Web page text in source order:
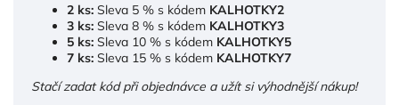
2 ks: Sleva 5 % s kódem KALHOTKY2
3 ks: Sleva 8 % s kódem KALHOTKY3
5 ks: Sleva 10 % s kódem KALHOTKY5
7 ks: Sleva 15 % s kódem KALHOTKY7
Stačí zadat kód při objednávce a užít si výhodnější nákup!